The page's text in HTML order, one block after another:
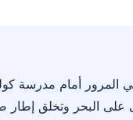
المرور أمام مدرسة
البحر وتخلق إطار